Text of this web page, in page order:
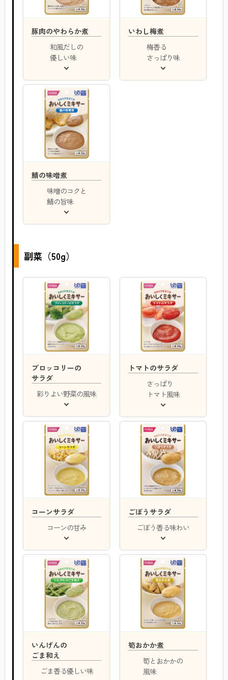
豚肉のやわらか煮
和風だしの
優しい味
いわし梅煮
梅香る
さっぱり味
鯖の味噌煮
味噌のコクと
鯖の旨味
副菜（50g）
ブロッコリーの
サラダ
彩りよい野菜の風味
トマトのサラダ
さっぱり
トマト風味
コーンサラダ
コーンの甘み
ごぼうサラダ
ごぼう香る味わい
いんげんの
ごま和え
ごま香る優しい味
筍おかか煮
筍とおかかの
風味